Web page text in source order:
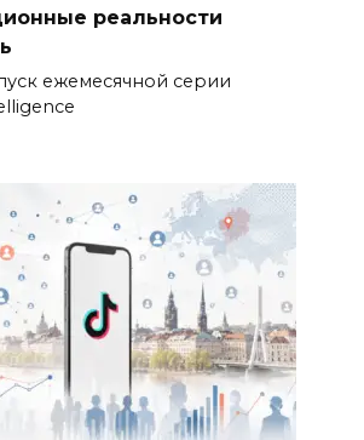
реальности
ежемесячной серии